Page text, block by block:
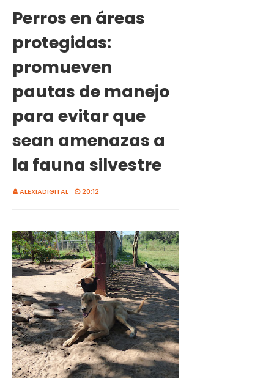
Perros en áreas
protegidas:
promueven
pautas de manejo
para evitar que
sean amenazas a
la fauna silvestre
ALEXIADIGITAL 20:12